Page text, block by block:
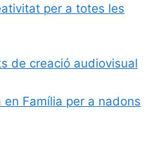
per a totes les
de creació audiovisual
Família per a nadons